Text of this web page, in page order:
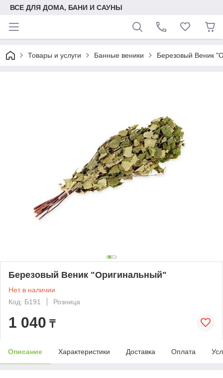
ВСЕ ДЛЯ ДОМА, БАНИ И САУНЫ
Товары и услуги Банные веники Березовый Веник
Березовый Веник "Оригинальный"
Нет в наличии
Код: Б191
Розница
1 040 ₸
Описание Характеристики Доставка Оплата